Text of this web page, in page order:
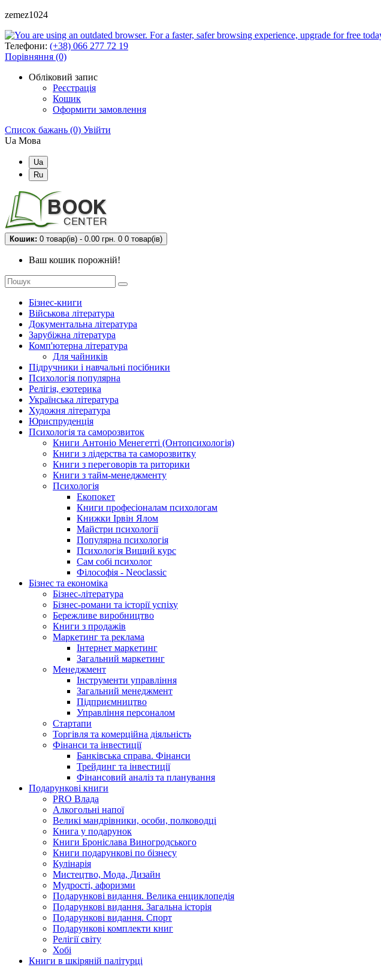
zemez1024
Телефони: (+38) 066 277 72 19
Порівняння (0)
Обліковий запис
Реєстрація
Кошик
Оформити замовлення
Список бажань (0) Увійти
Ua Мова
Ua
Ru
Кошик: 0 товар(ів) - 0.00 грн. 0 0 товар(ів)
Ваш кошик порожній!
Бізнес-книги
Військова література
Документальна література
Зарубіжна література
Комп'ютерна література
Для чайників
Підручники і навчальні посібники
Психологія популярна
Релігія, езотерика
Українська література
Художня література
Юриспруденція
Психологія та саморозвиток
Книги Антоніо Менегетті (Онтопсихологія)
Книги з лідерства та саморозвитку
Книги з переговорів та риторики
Книги з тайм-менеджменту
Психологія
Екопокет
Книги професіоналам психологам
Книжки Ірвін Ялом
Майстри психології
Популярна психологія
Психологія Вищий курс
Сам собі психолог
Філософія - Neoclassic
Бізнес та економіка
Бізнес-література
Бізнес-романи та історії успіху
Бережливе виробництво
Книги з продажів
Маркетинг та реклама
Інтернет маркетинг
Загальний маркетинг
Менеджмент
Інструменти управління
Загальний менеджмент
Підприємництво
Управління персоналом
Стартапи
Торгівля та комерційна діяльність
Фінанси та інвестиції
Банківська справа. Фінанси
Трейдинг та інвестиції
Фінансовий аналіз та планування
Подарункові книги
PRO Влада
Алкогольні напої
Великі мандрівники, особи, полководці
Книга у подарунок
Книги Броніслава Виногродського
Книги подарункові по бізнесу
Кулінарія
Мистецтво, Мода, Дизайн
Мудрості, афоризми
Подарункові видання. Велика енциклопедія
Подарункові видання. Загальна історія
Подарункові видання. Спорт
Подарункові комплекти книг
Релігії світу
Хобі
Книги в шкіряній палітурці